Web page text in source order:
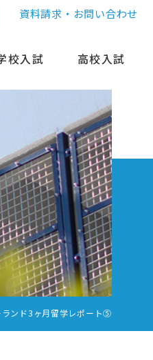
校入試 高校入試
資料請求・お問い合わせ
ランド3ヶ月留学レポート⑤